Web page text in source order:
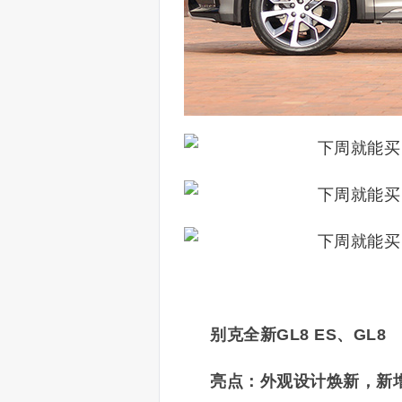
别克全新GL8 ES、GL8
亮点：外观设计焕新，新